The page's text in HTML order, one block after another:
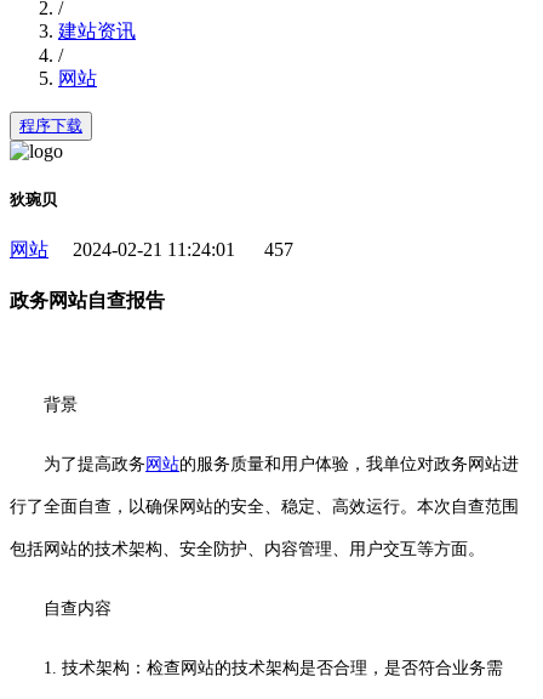
/
建站资讯
/
网站
程序下载
狄琬贝
网站 2024-02-21 11:24:01 457
政务网站自查报告
背景
为了提高政务 网站的服务质量和用户体验，我单位对政务网站进
行了全面自查，以确保网站的安全、稳定、高效运行。本次自查范围
包括网站的技术架构、安全防护、内容管理、用户交互等方面。
自查内容
1. 技术架构：检查网站的技术架构是否合理，是否符合业务需